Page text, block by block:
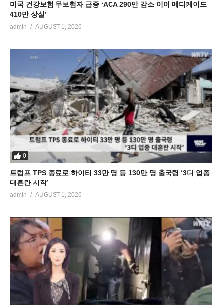
미국 건강보험 무보험자 급증 ‘ACA 290만 감소 이어 메디케이드
410만 상실’
admin AUGUST 1, 2026
0
트럼프 TPS 종료로 하이티 33만 명 등 130만 명 출국령 ‘3디 업종
대혼란 시작’
admin AUGUST 1, 2026